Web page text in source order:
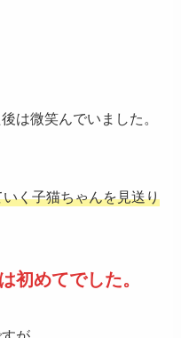
は微笑んでいました。
く子猫ちゃんを見送り
初めてでした。